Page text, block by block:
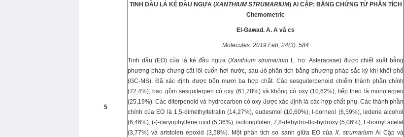
5
TINH DẦU LÁ KÉ ĐẦU NGỰA (XANTHIUM STRUMARIUM) AI CẬP: BẰNG CHỨNG TỪ PHÂN TÍCH
Chemometric
El-Gawad. A. A và cs
Molecules. 2019 Feb; 24(3): 584
Tinh dầu (EO) của lá ké đầu ngựa (Xanthium strumarium L. họ: Asteraceae) được chiết xuất bằng
phương pháp chưng cất lôi cuốn hơi nước, sau đó phân tích bằng phương pháp sắc ký khí khối phổ
(GC-MS). Đã xác định được bốn mươi ba hợp chất. Các sesquiterpenoid chiếm thành phần chính
(72,4%), bao gồm sesquiterpen có oxy (61,78%) và không có oxy (10,62%), tiếp theo là monoterpen
(25,19%). Các diterpenoid và hydrocarbon có oxy được xác định là các hợp chất phụ. Các thành phần
chính của EO là 1,5-dimethyltetralin (14,27%), eudesmol (10,60%), l-borneol (6,59%), ledene alcohol
(6,46%), (-)-caryophyllene oxid (5,36%), isolongifolen, 7,8-dehydro-8α-hydroxy (5,06%), L-bornyl acetat
(3,77%) và aristolen epoxid (3,58%). Một phân tích so sánh giữa EO của X. strumariumAi Cập và